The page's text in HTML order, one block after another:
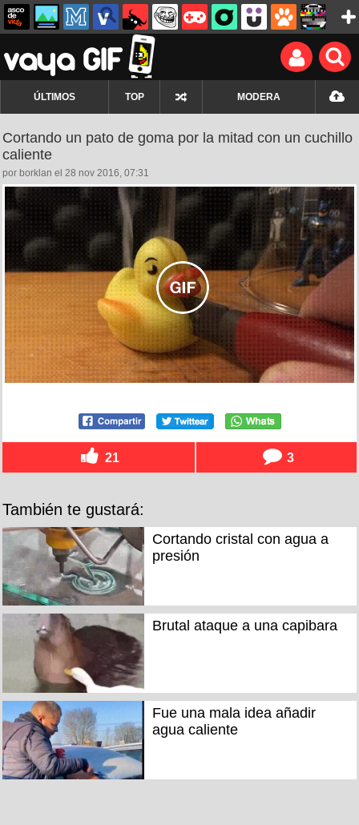
ÚLTIMOS TOP MODERA
Cortando un pato de goma por la mitad con un cuchillo
caliente
por borklan el 28 nov 2016, 07:31
21 3
También te gustará:
Cortando cristal con agua a
presión
Brutal ataque a una capibara
Fue una mala idea añadir
agua caliente